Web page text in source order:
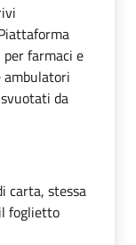
farmaci e
ambulatori
da
carta, stessa
foglietto